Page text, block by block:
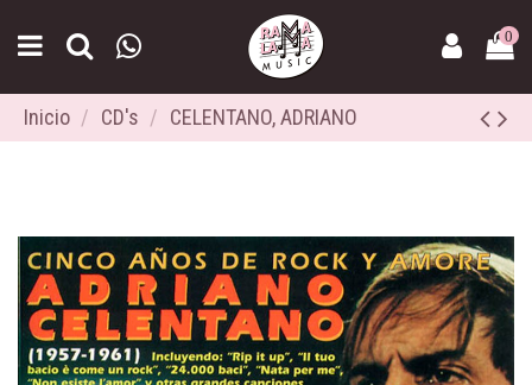
0
Inicio CD's CELENTANO, ADRIANO